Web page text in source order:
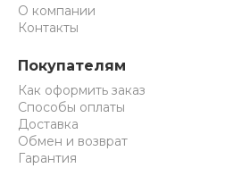
О компании
Контакты
Покупателям
Как оформить заказ
Способы оплаты
Доставка
Обмен и возврат
Гарантия